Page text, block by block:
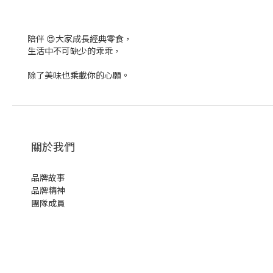
陪伴 😍大家成長經典零食，
生活中不可缺少的乖乖，
除了美味也乘載你的心願。
關於我們
品牌故事
品牌精神
團隊成員